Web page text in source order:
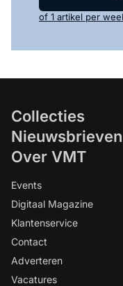
of 1 artikel per
Collecties
Nieuwsbrieven
Over VMT
Events
Digitaal Magazine
Klantenservice
Contact
Adverteren
Vacatures